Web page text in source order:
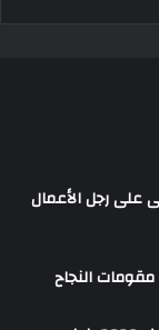
على رجل الأعمال
النجاح